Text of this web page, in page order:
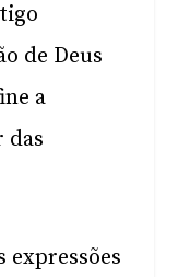
de Deus
a
das
expressões